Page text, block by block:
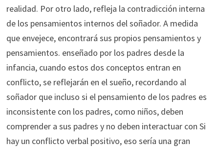
realidad. Por otro lado, refleja la contradicción interna
de los pensamientos internos del soñador. A medida
que envejece, encontrará sus propios pensamientos y
pensamientos. enseñado por los padres desde la
infancia, cuando estos dos conceptos entran en
conflicto, se reflejarán en el sueño, recordando al
soñador que incluso si el pensamiento de los padres es
inconsistente con los padres, como niños, deben
comprender a sus padres y no deben interactuar con Si
hay un conflicto verbal positivo, eso sería una gran